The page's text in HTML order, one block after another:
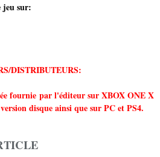
jeu sur:
DISTRIBUTEURS:
fournie par l'éditeur sur XBOX ONE X
disque ainsi que sur PC et PS4.